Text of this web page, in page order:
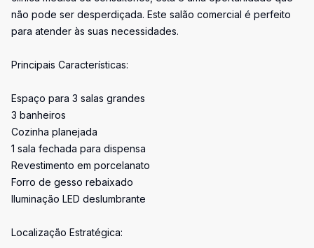
não pode ser desperdiçada. Este salão comercial é perfeito
para atender às suas necessidades.
Principais Características:
Espaço para 3 salas grandes
3 banheiros
Cozinha planejada
1 sala fechada para dispensa
Revestimento em porcelanato
Forro de gesso rebaixado
Iluminação LED deslumbrante
Localização Estratégica: